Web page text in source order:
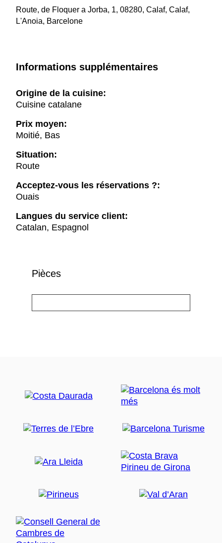
Route, de Floquer a Jorba, 1, 08280, Calaf, Calaf,
L'Anoia, Barcelone
Informations supplémentaires
Origine de la cuisine:
Cuisine catalane
Prix moyen:
Moitié, Bas
Situation:
Route
Acceptez-vous les réservations ?:
Ouais
Langues du service client:
Catalan, Espagnol
Pièces